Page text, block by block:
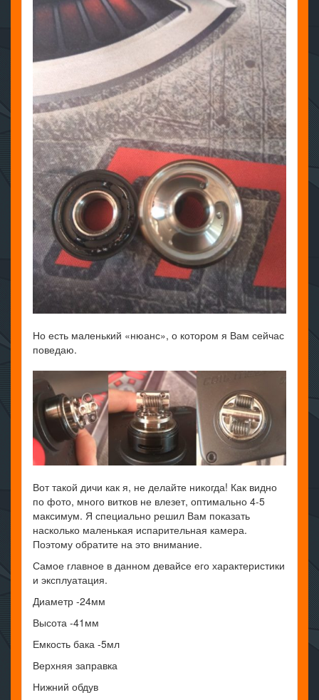
Но есть маленький «нюанс», о котором я Вам сейчас
поведаю.
Вот такой дичи как я, не делайте никогда! Как видно
по фото, много витков не влезет, оптимально 4-5
максимум. Я специально решил Вам показать
насколько маленькая испарительная камера.
Поэтому обратите на это внимание.
Самое главное в данном девайсе его характеристики
и эксплуатация.
Диаметр -24мм
Высота -41мм
Емкость бака -5мл
Верхняя заправка
Нижний обдув